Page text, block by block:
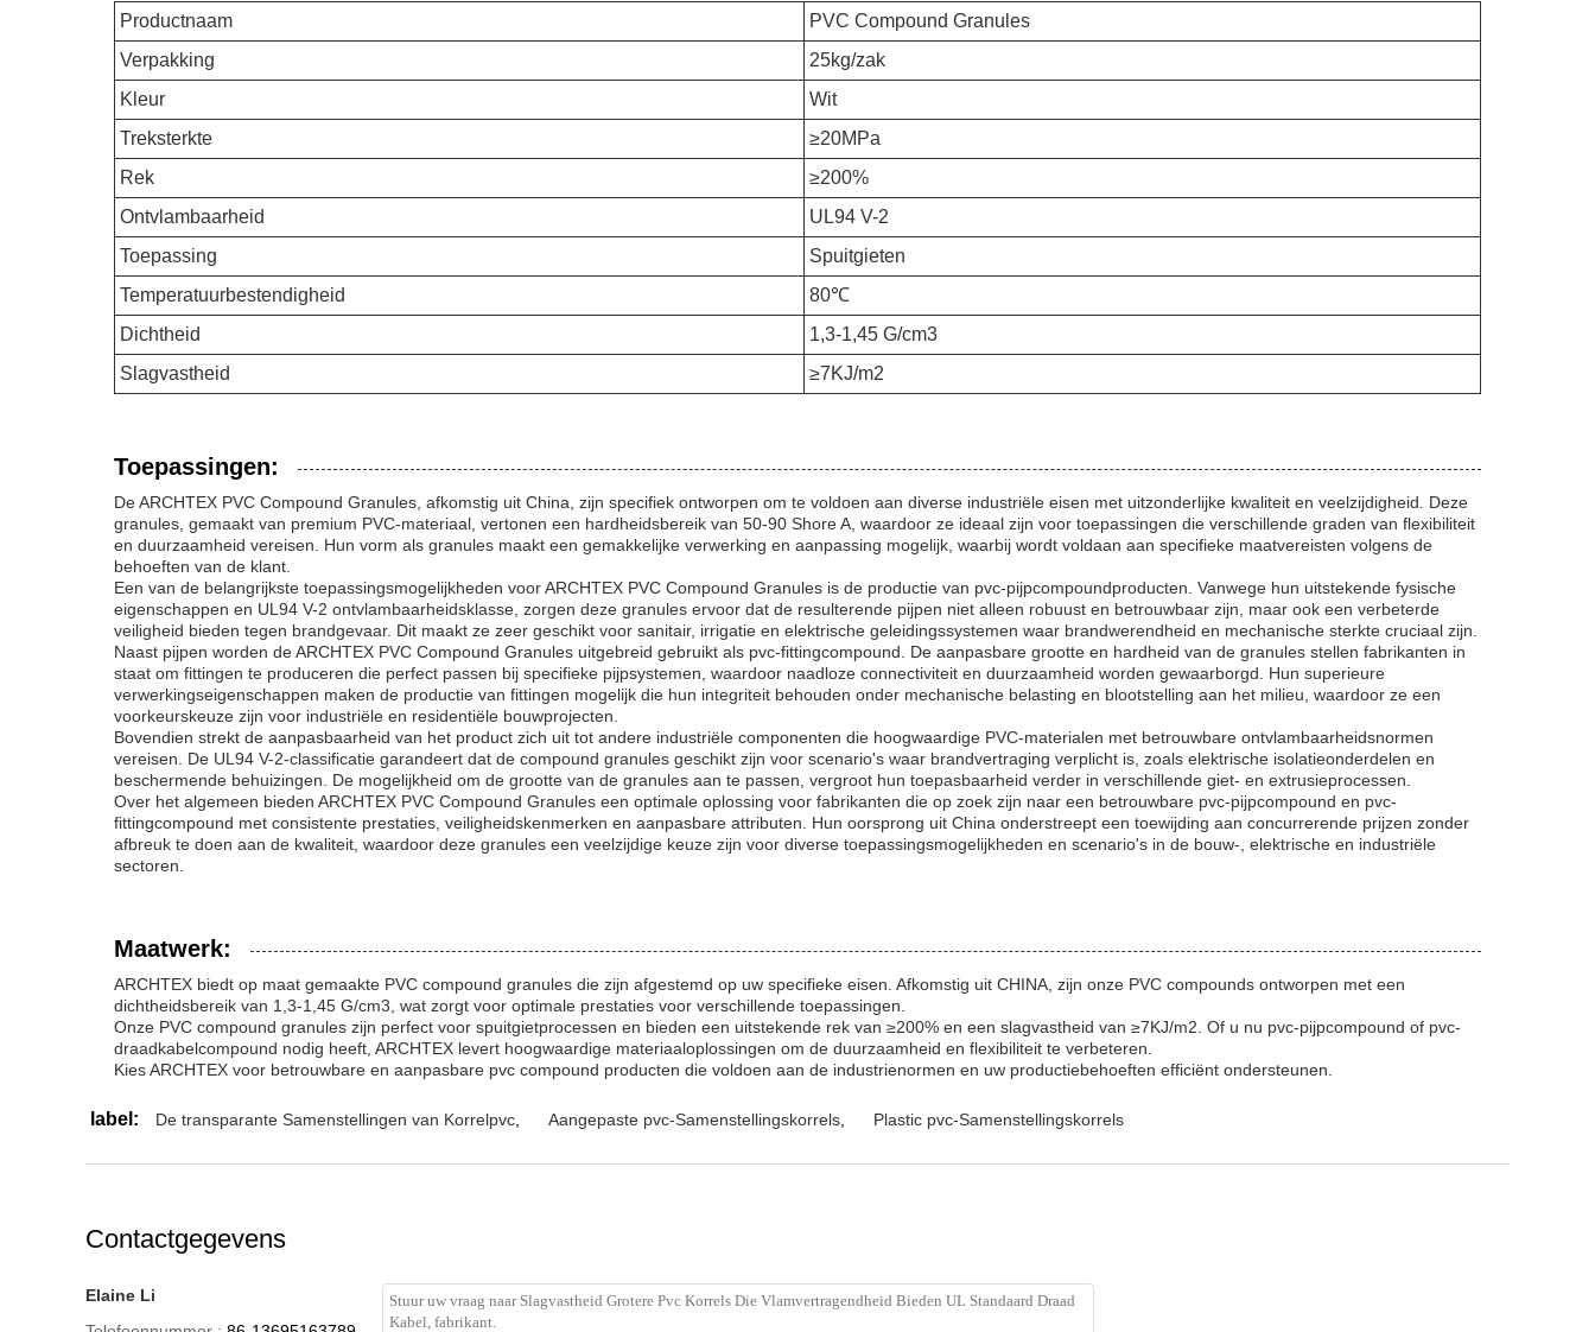
Productnaam
PVC Compound Granules
Verpakking
25kg/zak
Kleur
Wit
Treksterkte
≥20MPa
Rek
≥200%
Ontvlambaarheid
UL94 V-2
Toepassing
Spuitgieten
Temperatuurbestendigheid
80℃
Dichtheid
1,3-1,45 G/cm3
Slagvastheid
≥7KJ/m2
Toepassingen:
De ARCHTEX PVC Compound Granules, afkomstig uit China, zijn specifiek ontworpen om te voldoen aan diverse industriële eisen met uitzonderlijke kwaliteit en veelzijdigheid. Deze
granules, gemaakt van premium PVC-materiaal, vertonen een hardheidsbereik van 50-90 Shore A, waardoor ze ideaal zijn voor toepassingen die verschillende graden van flexibiliteit
en duurzaamheid vereisen. Hun vorm als granules maakt een gemakkelijke verwerking en aanpassing mogelijk, waarbij wordt voldaan aan specifieke maatvereisten volgens de
behoeften van de klant.
Een van de belangrijkste toepassingsmogelijkheden voor ARCHTEX PVC Compound Granules is de productie van pvc-pijpcompoundproducten. Vanwege hun uitstekende fysische
eigenschappen en UL94 V-2 ontvlambaarheidsklasse, zorgen deze granules ervoor dat de resulterende pijpen niet alleen robuust en betrouwbaar zijn, maar ook een verbeterde
veiligheid bieden tegen brandgevaar. Dit maakt ze zeer geschikt voor sanitair, irrigatie en elektrische geleidingssystemen waar brandwerendheid en mechanische sterkte cruciaal zijn.
Naast pijpen worden de ARCHTEX PVC Compound Granules uitgebreid gebruikt als pvc-fittingcompound. De aanpasbare grootte en hardheid van de granules stellen fabrikanten in
staat om fittingen te produceren die perfect passen bij specifieke pijpsystemen, waardoor naadloze connectiviteit en duurzaamheid worden gewaarborgd. Hun superieure
verwerkingseigenschappen maken de productie van fittingen mogelijk die hun integriteit behouden onder mechanische belasting en blootstelling aan het milieu, waardoor ze een
voorkeurskeuze zijn voor industriële en residentiële bouwprojecten.
Bovendien strekt de aanpasbaarheid van het product zich uit tot andere industriële componenten die hoogwaardige PVC-materialen met betrouwbare ontvlambaarheidsnormen
vereisen. De UL94 V-2-classificatie garandeert dat de compound granules geschikt zijn voor scenario's waar brandvertraging verplicht is, zoals elektrische isolatieonderdelen en
beschermende behuizingen. De mogelijkheid om de grootte van de granules aan te passen, vergroot hun toepasbaarheid verder in verschillende giet- en extrusieprocessen.
Over het algemeen bieden ARCHTEX PVC Compound Granules een optimale oplossing voor fabrikanten die op zoek zijn naar een betrouwbare pvc-pijpcompound en pvc-
fittingcompound met consistente prestaties, veiligheidskenmerken en aanpasbare attributen. Hun oorsprong uit China onderstreept een toewijding aan concurrerende prijzen zonder
afbreuk te doen aan de kwaliteit, waardoor deze granules een veelzijdige keuze zijn voor diverse toepassingsmogelijkheden en scenario's in de bouw-, elektrische en industriële
sectoren.
Maatwerk:
ARCHTEX biedt op maat gemaakte PVC compound granules die zijn afgestemd op uw specifieke eisen. Afkomstig uit CHINA, zijn onze PVC compounds ontworpen met een
dichtheidsbereik van 1,3-1,45 G/cm3, wat zorgt voor optimale prestaties voor verschillende toepassingen.
Onze PVC compound granules zijn perfect voor spuitgietprocessen en bieden een uitstekende rek van ≥200% en een slagvastheid van ≥7KJ/m2. Of u nu pvc-pijpcompound of pvc-
draadkabelcompound nodig heeft, ARCHTEX levert hoogwaardige materiaaloplossingen om de duurzaamheid en flexibiliteit te verbeteren.
Kies ARCHTEX voor betrouwbare en aanpasbare pvc compound producten die voldoen aan de industrienormen en uw productiebehoeften efficiënt ondersteunen.
label: De transparante Samenstellingen van Korrelpvc Aangepaste pvc-Samenstellingskorrels Plastic pvc-Samenstellingskorrels
Contactgegevens
Elaine Li